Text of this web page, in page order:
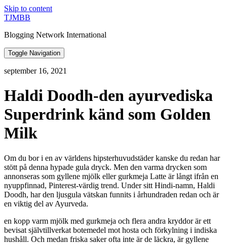
Skip to content
TJMBB
Blogging Network International
Toggle Navigation
september 16, 2021
Haldi Doodh-den ayurvediska
Superdrink känd som Golden
Milk
Om du bor i en av världens hipsterhuvudstäder kanske du redan har
stött på denna hypade gula dryck. Men den varma drycken som
annonseras som gyllene mjölk eller gurkmeja Latte är långt ifrån en
nyuppfinnad, Pinterest-värdig trend. Under sitt Hindi-namn, Haldi
Doodh, har den ljusgula vätskan funnits i århundraden redan och är
en viktig del av Ayurveda.
en kopp varm mjölk med gurkmeja och flera andra kryddor är ett
bevisat självtillverkat botemedel mot hosta och förkylning i indiska
hushåll. Och medan friska saker ofta inte är de läckra, är gyllene